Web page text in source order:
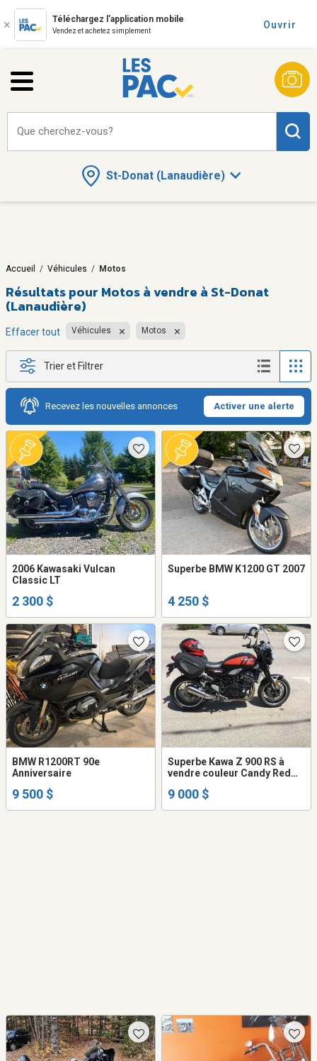
Téléchargez l'application mobile
Vendez et achetez simplement
Ouvrir
St-Donat (Lanaudière)
Que cherchez-vous?
Accueil / Véhicules / Motos
Résultats pour Motos à vendre à St-Donat
(Lanaudière)
Effacer tout Véhicules Motos
Trier et Filtrer
Recevez les nouvelles annonces Activer une alerte
2006 Kawasaki Vulcan
Classic LT
2 300 $
Superbe BMW K1200 GT 2007
4 250 $
BMW R1200RT 90e
Anniversaire
9 500 $
Superbe Kawa Z 900 RS à
vendre couleur Candy Red
original la Z 900 de 1972.
9 000 $